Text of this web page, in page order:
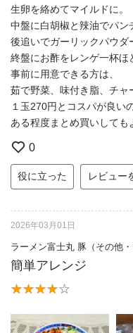
生卵を絡めてマイルドに。
中盤に白胡椒と辣油でパン
後追いでガーリックパウダ
終盤にお酢をレンゲ一杯ほ
事前に用意できる方は、
茹で野菜、味付き脂、チャ
１玉270円とコスパが良い
ある程度まとめ買いしても
0
役に立った レビュー
2026年03月01日
ラーメン富士丸 豚（その他・
簡単アレンジ